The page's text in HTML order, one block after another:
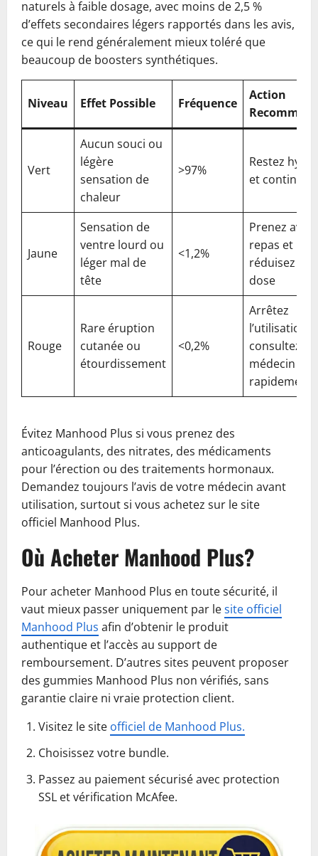
naturels à faible dosage, avec moins de 2,5 %
d’effets secondaires légers rapportés dans les avis,
ce qui le rend généralement mieux toléré que
beaucoup de boosters synthétiques.
Niveau Effet Possible Fréquence
Action
Vert
Aucun souci ou
légère
sensation de
chaleur
>97%
Restez
et continuez
Jaune
Sensation de
ventre lourd ou
léger mal de
tête
<1,2%
Prenez avec
repas et
réduisez la
dose
Rouge
Rare éruption
cutanée ou
étourdissement
<0,2%
Arrêtez
l’utilisation
consultez un
médecin
rapidement
Évitez Manhood Plus si vous prenez des
anticoagulants, des nitrates, des médicaments
pour l’érection ou des traitements hormonaux.
Demandez toujours l’avis de votre médecin avant
utilisation, surtout si vous achetez sur le site
officiel Manhood Plus.
Où Acheter Manhood Plus?
Pour acheter Manhood Plus en toute sécurité, il
vaut mieux passer uniquement par lesite officiel
Manhood Plus afin d’obtenir le produit
authentique et l’accès au support de
remboursement. D’autres sites peuvent proposer
des gummies Manhood Plus non vérifiés, sans
garantie claire ni vraie protection client.
Visitez le site officiel de Manhood Plus.
Choisissez votre bundle.
Passez au paiement sécurisé avec protection
SSL et vérification McAfee.